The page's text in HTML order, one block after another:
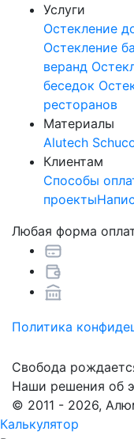
Услуги
Остекление
Остекление
веранд
беседок
ресторанов
Материалы
Alutech
Клиентам
Способы
проекты
Любая форма
Политика
Свобода
Наши решения об
© 2011 - 2026,
Калькулятор